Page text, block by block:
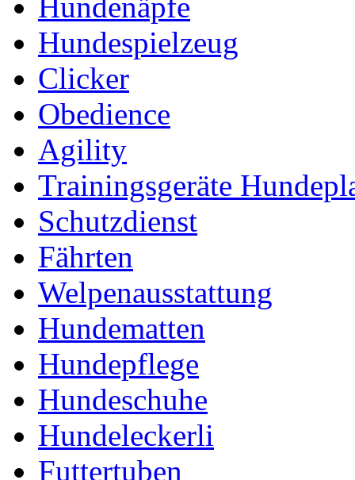
Hundespielzeug
Clicker
Obedience
Agility
Trainingsgeräte
Schutzdienst
Fährten
Welpenausstattung
Hundematten
Hundepflege
Hundeschuhe
Hundeleckerli
Futtertuben